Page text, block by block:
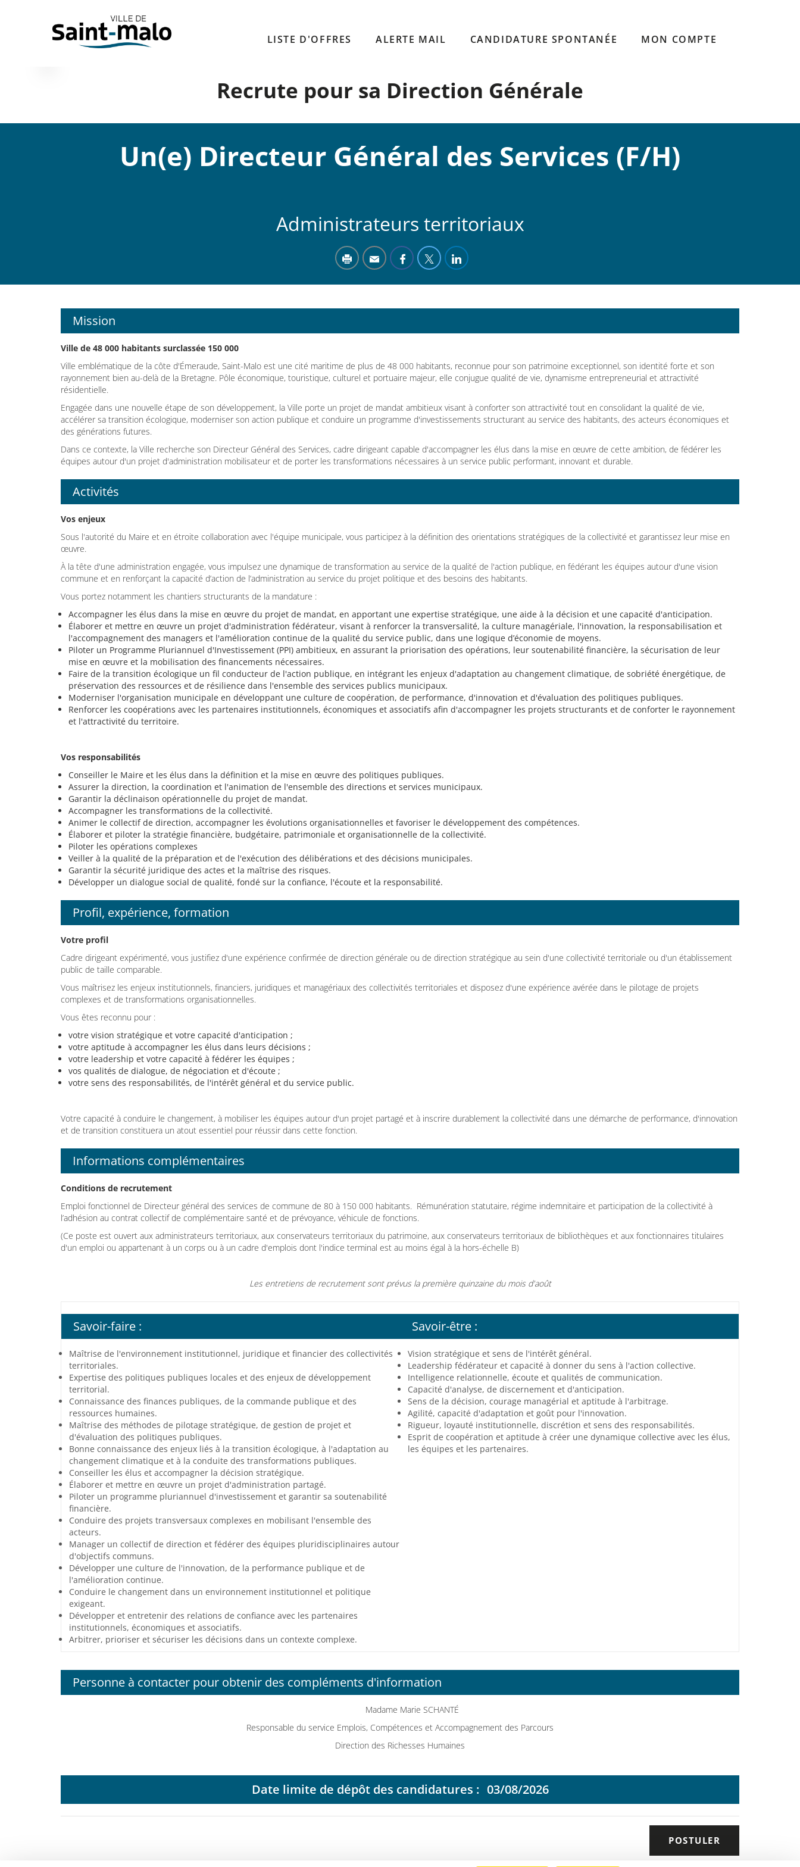
LISTE D'OFFRES ALERTE MAIL CANDIDATURE SPONTANÉE MON COMPTE
Recrute pour sa Direction Générale
Un(e) Directeur Général des Services (F/H)
Administrateurs territoriaux
Mission
Ville de 48 000 habitants surclassée 150 000
Ville emblématique de la côte d'Émeraude, Saint-Malo est une cité maritime de plus de 48 000 habitants, reconnue pour son patrimoine exceptionnel, son identité forte et son
rayonnement bien au-delà de la Bretagne. Pôle économique, touristique, culturel et portuaire majeur, elle conjugue qualité de vie, dynamisme entrepreneurial et attractivité
résidentielle.
Engagée dans une nouvelle étape de son développement, la Ville porte un projet de mandat ambitieux visant à conforter son attractivité tout en consolidant la qualité de vie,
accélérer sa transition écologique, moderniser son action publique et conduire un programme d'investissements structurant au service des habitants, des acteurs économiques et
des générations futures.
Dans ce contexte, la Ville recherche son Directeur Général des Services, cadre dirigeant capable d'accompagner les élus dans la mise en œuvre de cette ambition, de fédérer les
équipes autour d'un projet d'administration mobilisateur et de porter les transformations nécessaires à un service public performant, innovant et durable.
Activités
Vos enjeux
Sous l'autorité du Maire et en étroite collaboration avec l'équipe municipale, vous participez à la définition des orientations stratégiques de la collectivité et garantissez leur mise en
œuvre.
À la tête d'une administration engagée, vous impulsez une dynamique de transformation au service de la qualité de l'action publique, en fédérant les équipes autour d'une vision
commune et en renforçant la capacité d’action de l’administration au service du projet politique et des besoins des habitants.
Vous portez notamment les chantiers structurants de la mandature :
Accompagner les élus dans la mise en œuvre du projet de mandat, en apportant une expertise stratégique, une aide à la décision et une capacité d'anticipation.
Élaborer et mettre en œuvre un projet d'administration fédérateur, visant à renforcer la transversalité, la culture managériale, l'innovation, la responsabilisation et
l'accompagnement des managers et l'amélioration continue de la qualité du service public, dans une logique d’économie de moyens.
Piloter un Programme Pluriannuel d'Investissement (PPI) ambitieux, en assurant la priorisation des opérations, leur soutenabilité financière, la sécurisation de leur
mise en œuvre et la mobilisation des financements nécessaires.
Faire de la transition écologique un fil conducteur de l'action publique, en intégrant les enjeux d'adaptation au changement climatique, de sobriété énergétique, de
préservation des ressources et de résilience dans l'ensemble des services publics municipaux.
Moderniser l'organisation municipale en développant une culture de coopération, de performance, d'innovation et d'évaluation des politiques publiques.
Renforcer les coopérations avec les partenaires institutionnels, économiques et associatifs afin d'accompagner les projets structurants et de conforter le rayonnement
et l'attractivité du territoire.
Vos responsabilités
Conseiller le Maire et les élus dans la définition et la mise en œuvre des politiques publiques.
Assurer la direction, la coordination et l'animation de l'ensemble des directions et services municipaux.
Garantir la déclinaison opérationnelle du projet de mandat.
Accompagner les transformations de la collectivité.
Animer le collectif de direction, accompagner les évolutions organisationnelles et favoriser le développement des compétences.
Élaborer et piloter la stratégie financière, budgétaire, patrimoniale et organisationnelle de la collectivité.
Piloter les opérations complexes
Veiller à la qualité de la préparation et de l'exécution des délibérations et des décisions municipales.
Garantir la sécurité juridique des actes et la maîtrise des risques.
Développer un dialogue social de qualité, fondé sur la confiance, l'écoute et la responsabilité.
Profil, expérience, formation
Votre profil
Cadre dirigeant expérimenté, vous justifiez d'une expérience confirmée de direction générale ou de direction stratégique au sein d'une collectivité territoriale ou d'un établissement
public de taille comparable.
Vous maîtrisez les enjeux institutionnels, financiers, juridiques et managériaux des collectivités territoriales et disposez d'une expérience avérée dans le pilotage de projets
complexes et de transformations organisationnelles.
Vous êtes reconnu pour :
votre vision stratégique et votre capacité d'anticipation ;
votre aptitude à accompagner les élus dans leurs décisions ;
votre leadership et votre capacité à fédérer les équipes ;
vos qualités de dialogue, de négociation et d'écoute ;
votre sens des responsabilités, de l'intérêt général et du service public.
Votre capacité à conduire le changement, à mobiliser les équipes autour d'un projet partagé et à inscrire durablement la collectivité dans une démarche de performance, d'innovation
et de transition constituera un atout essentiel pour réussir dans cette fonction.
Informations complémentaires
Conditions de recrutement
Emploi fonctionnel de Directeur général des services de commune de 80 à 150 000 habitants. Rémunération statutaire, régime indemnitaire et participation de la collectivité à
l’adhésion au contrat collectif de complémentaire santé et de prévoyance, véhicule de fonctions.
(Ce poste est ouvert aux administrateurs territoriaux, aux conservateurs territoriaux du patrimoine, aux conservateurs territoriaux de bibliothèques et aux fonctionnaires titulaires
d'un emploi ou appartenant à un corps ou à un cadre d'emplois dont l'indice terminal est au moins égal à la hors-échelle B)
Les entretiens de recrutement sont prévus la première quinzaine du mois d'août
Savoir-faire :
Maîtrise de l'environnement institutionnel, juridique et financier des collectivités
territoriales.
Expertise des politiques publiques locales et des enjeux de développement
territorial.
Connaissance des finances publiques, de la commande publique et des
ressources humaines.
Maîtrise des méthodes de pilotage stratégique, de gestion de projet et
d'évaluation des politiques publiques.
Bonne connaissance des enjeux liés à la transition écologique, à l'adaptation au
changement climatique et à la conduite des transformations publiques.
Conseiller les élus et accompagner la décision stratégique.
Élaborer et mettre en œuvre un projet d'administration partagé.
Piloter un programme pluriannuel d'investissement et garantir sa soutenabilité
financière.
Conduire des projets transversaux complexes en mobilisant l'ensemble des
acteurs.
Manager un collectif de direction et fédérer des équipes pluridisciplinaires autour
d'objectifs communs.
Développer une culture de l'innovation, de la performance publique et de
l'amélioration continue.
Conduire le changement dans un environnement institutionnel et politique
exigeant.
Développer et entretenir des relations de confiance avec les partenaires
institutionnels, économiques et associatifs.
Arbitrer, prioriser et sécuriser les décisions dans un contexte complexe.
Savoir-être :
Vision stratégique et sens de l'intérêt général.
Leadership fédérateur et capacité à donner du sens à l'action collective.
Intelligence relationnelle, écoute et qualités de communication.
Capacité d'analyse, de discernement et d'anticipation.
Sens de la décision, courage managérial et aptitude à l'arbitrage.
Agilité, capacité d'adaptation et goût pour l'innovation.
Rigueur, loyauté institutionnelle, discrétion et sens des responsabilités.
Esprit de coopération et aptitude à créer une dynamique collective avec les élus,
les équipes et les partenaires.
Personne à contacter pour obtenir des compléments d'information
Madame Marie SCHANTÉ
Responsable du service Emplois, Compétences et Accompagnement des Parcours
Direction des Richesses Humaines
Date limite de dépôt des candidatures : 03/08/2026
POSTULER